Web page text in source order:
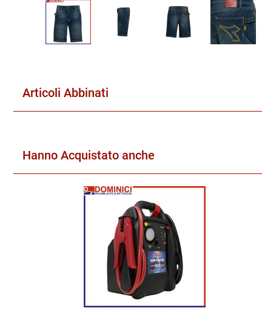
Articoli Abbinati
Hanno Acquistato anche